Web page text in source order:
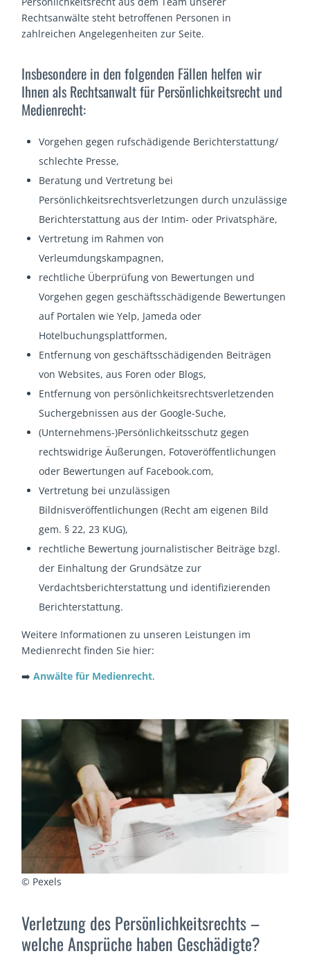
Rechtsanwälte steht betroffenen Personen in
zahlreichen Angelegenheiten zur Seite.
Insbesondere in den folgenden Fällen helfen wir
Ihnen als Rechtsanwalt für Persönlichkeitsrecht und
Medienrecht:
Vorgehen gegen rufschädigende Berichterstattung/
schlechte Presse,
Beratung und Vertretung bei
Persönlichkeitsrechtsverletzungen durch unzulässige
Berichterstattung aus der Intim- oder Privatsphäre,
Vertretung im Rahmen von
Verleumdungskampagnen,
rechtliche Überprüfung von Bewertungen und
Vorgehen gegen geschäftsschädigende Bewertungen
auf Portalen wie Yelp, Jameda oder
Hotelbuchungsplattformen,
Entfernung von geschäftsschädigenden Beiträgen
von Websites, aus Foren oder Blogs,
Entfernung von persönlichkeitsrechtsverletzenden
Suchergebnissen aus der Google-Suche,
(Unternehmens-)Persönlichkeitsschutz gegen
rechtswidrige Äußerungen, Fotoveröffentlichungen
oder Bewertungen auf Facebook.com,
Vertretung bei unzulässigen
Bildnisveröffentlichungen (Recht am eigenen Bild
gem. § 22, 23 KUG),
rechtliche Bewertung journalistischer Beiträge bzgl.
der Einhaltung der Grundsätze zur
Verdachtsberichterstattung und identifizierenden
Berichterstattung.
Weitere Informationen zu unseren Leistungen im
Medienrecht finden Sie hier:
➡️Anwälte für Medienrecht.
© Pexels
Verletzung des Persönlichkeitsrechts –
welche Ansprüche haben Geschädigte?